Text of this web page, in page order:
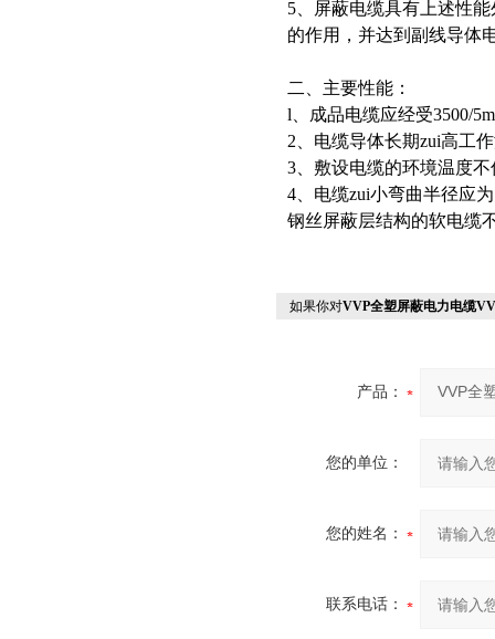
5、屏蔽电缆具有上述性
的作用，并达到副线导体
二、主要性能：
l、成品电缆应经受3500/
2、电缆导体长期zui高工
3、敷设电缆的环境温度
4、电缆zui小弯曲半径应
钢丝屏蔽层结构的软电缆
如果你对VVP全塑屏蔽电力电缆
产品：
您的单位：
您的姓名：
联系电话：